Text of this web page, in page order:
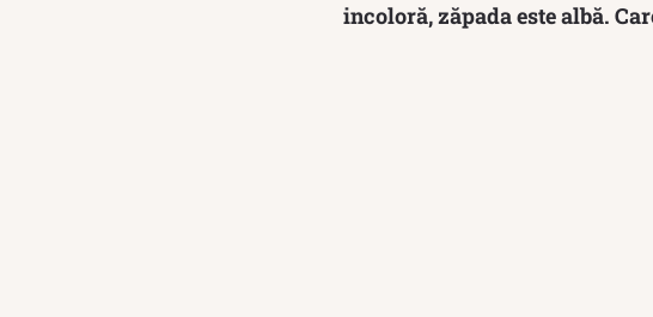
incoloră, zăpada este albă.